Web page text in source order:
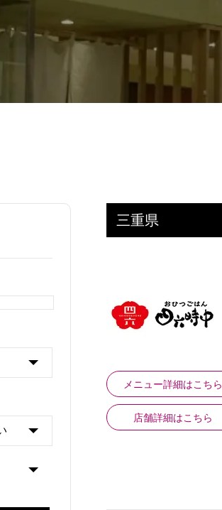
三重県
メニュー詳細はこちら
店舗詳細はこちら